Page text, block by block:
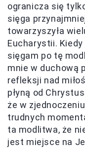
ogranicza się
sięga
towarzyszyła
Eucharystii.
sięgam po tę
mnie w duchową
refleksji nad
płyną od
że w
trudnych
ta modlitwa, że
jest miejsce na